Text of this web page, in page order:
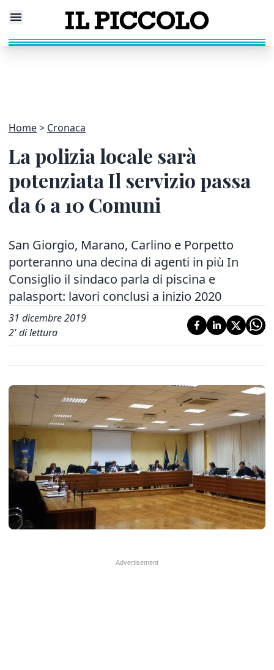
Home Cronaca
La polizia locale sarà
potenziata Il servizio passa
da 6 a 10 Comuni
San Giorgio, Marano, Carlino e Porpetto
porteranno una decina di agenti in più In
Consiglio il sindaco parla di piscina e
palasport: lavori conclusi a inizio 2020
31 dicembre 2019
2' di lettura